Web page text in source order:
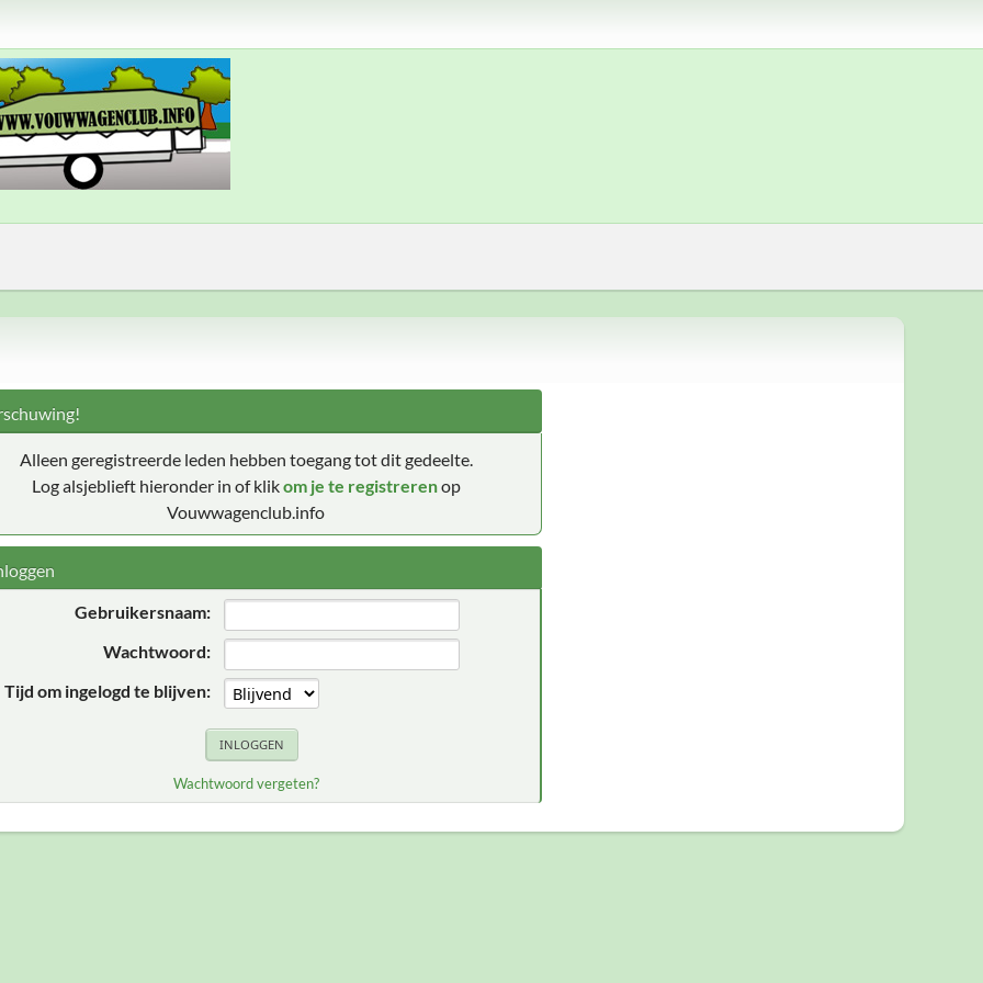
Alleen geregistreerde leden hebben toegang tot dit gedeelte.
Log alsjeblieft hieronder in of klikom je te registrerenop
Vouwwagenclub.info
Gebruikersnaam:
Wachtwoord:
Tijd om ingelogd te blijven:
Wachtwoord vergeten?